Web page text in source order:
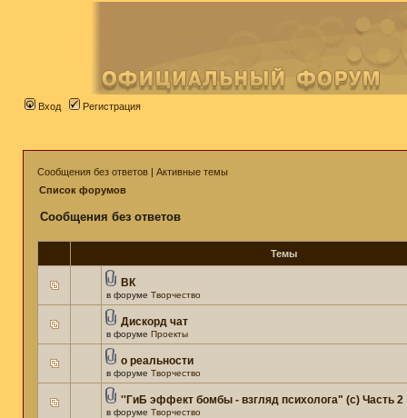
Вход Регистрация
Сообщения без ответов | Активные темы
Список форумов
Сообщения без ответов
Темы
ВК
в форуме Творчество
Дискорд чат
в форуме Проекты
о реальности
в форуме Творчество
''ГиБ эффект бомбы - взгляд психолога" (c) Часть 2
в форуме Творчество